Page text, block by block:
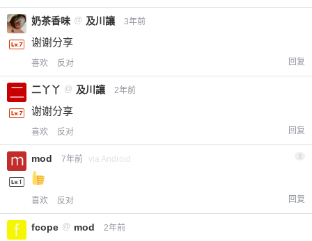
奶茶香味 @ 及川讓 3年前
谢谢分享
喜欢 反对 回复
二丫丫 @ 及川讓 2年前
谢谢分享
喜欢 反对 回复
mod 7年前 via Android 3
喜欢 反对 回复
fcope @ mod 2年前